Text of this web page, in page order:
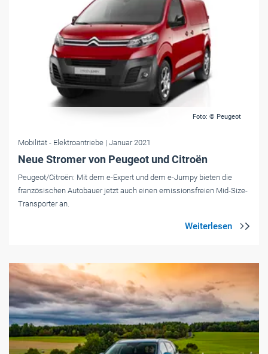
Foto: © Peugeot
Mobilität - Elektroantriebe | Januar 2021
Neue Stromer von Peugeot und Citroën
Peugeot/Citroën: Mit dem e-Expert und dem e-Jumpy bieten die
französischen Autobauer jetzt auch einen emissionsfreien Mid-Size-
Transporter an.